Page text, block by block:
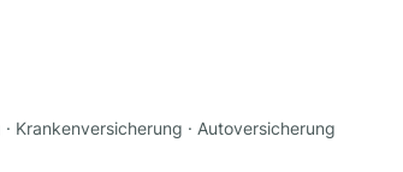
Krankenversicherung · Autoversicherung